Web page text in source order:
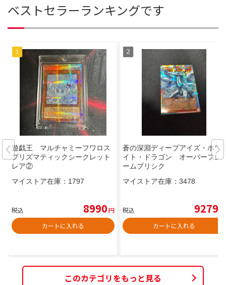
ベストセラーランキングです
遊戯王 マルチャミーフワロス
プリズマティックシークレット
レア②
マイストア在庫： 1797
税込 8990円
カートに入れる
蒼の深淵ディープアイズ・ホワ
イト・ドラゴン オーバーフレ
ームプリシク
マイストア在庫： 3478
税込 9279
カートに入れる
このカテゴリをもっと見る